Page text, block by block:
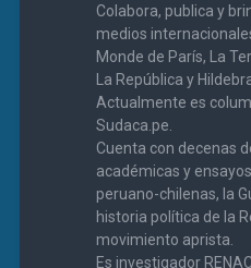
Colabora, publica y
medios
Monde de París, La
La República y
Actualmente es
Sudaca.pe.
Cuenta con decenas
académicas y
peruano-chilenas, la
historia política de la
movimiento aprista.
Es investigador